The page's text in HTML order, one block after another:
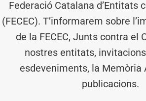
Federació Catalana d’Entitats
(FECEC). T’informarem sobre
de la FECEC, Junts contra el
nostres entitats,
esdeveniments, la Memòria
publicacions.